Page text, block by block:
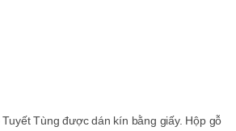
Tùng được dán kín bằng giấy. Hộp gỗ